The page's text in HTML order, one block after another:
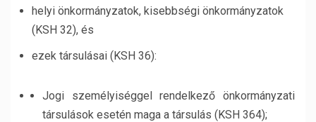
helyi önkormányzatok, kisebbségi önkormányzatok
(KSH 32), és
ezek társulásai (KSH 36):
Jogi személyiséggel rendelkező önkormányzati
társulások esetén maga a társulás (KSH 364);